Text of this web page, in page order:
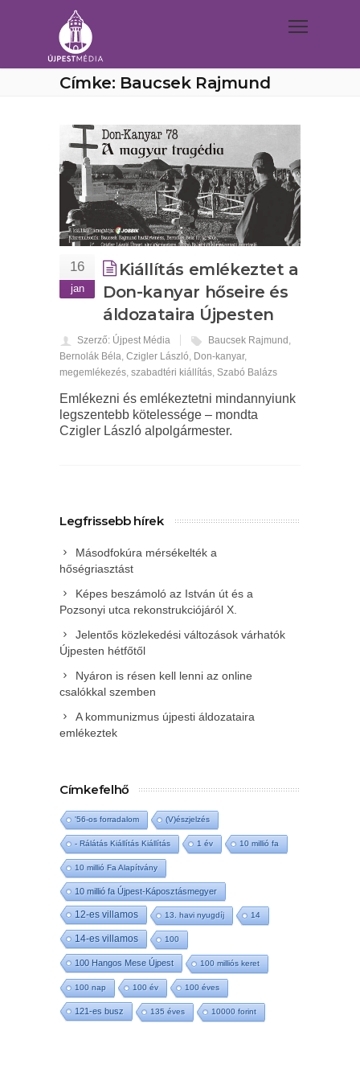
Címke: Baucsek Rajmund
16
jan
Kiállítás emlékeztet a
Don-kanyar hőseire és
áldozataira Újpesten
Szerző: Újpest Média Baucsek Rajmund ,
Bernolák Béla, Czigler László, Don-kanyar,
megemlékezés, szabadtéri kiállítás, Szabó Balázs
Emlékezni és emlékeztetni mindannyiunk
legszentebb kötelessége – mondta
Czigler László alpolgármester.
Legfrissebb hírek
Másodfokúra mérsékelték a
hőségriasztást
Képes beszámoló az István út és a
Pozsonyi utca rekonstrukciójáról X.
Jelentős közlekedési változások várhatók
Újpesten hétfőtől
Nyáron is résen kell lenni az online
csalókkal szemben
A kommunizmus újpesti áldozataira
emlékeztek
Címkefelhő
'56-os forradalom (V)észjelzés
- Rálátás Kiállítás Kiállítás 1 év 10 millió fa
10 millió Fa Alapítvány
10 millió fa Újpest-Káposztásmegyer
12-es villamos 13. havi nyugdíj 14
14-es villamos 100
100 Hangos Mese Újpest 100 milliós keret
100 nap 100 év 100 éves
121-es busz 135 éves 10000 forint